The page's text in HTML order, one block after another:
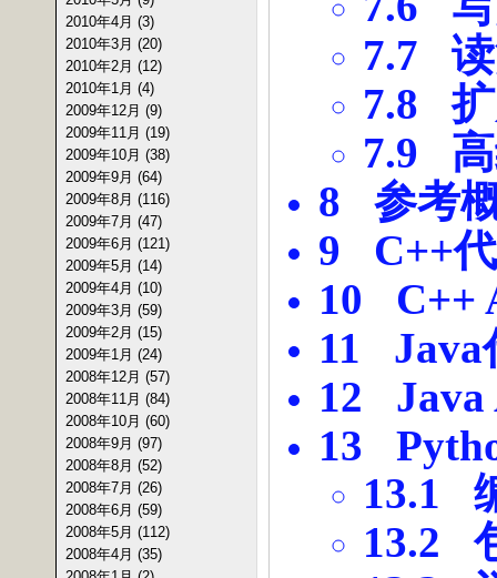
2010年4月 (3)
2010年3月 (20)
2010年2月 (12)
2010年1月 (4)
2009年12月 (9)
2009年11月 (19)
2009年10月 (38)
2009年9月 (64)
2009年8月 (116)
2009年7月 (47)
2009年6月 (121)
2009年5月 (14)
2009年4月 (10)
2009年3月 (59)
2009年2月 (15)
2009年1月 (24)
2008年12月 (57)
2008年11月 (84)
2008年10月 (60)
2008年9月 (97)
2008年8月 (52)
2008年7月 (26)
2008年6月 (59)
2008年5月 (112)
2008年4月 (35)
7.7
7.8
7.9
8 参考
9 C++
10 C++
11 Java
12 Java
13
13.1
13.2